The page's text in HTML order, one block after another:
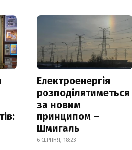
Електроенергія
розподілятиметься
за новим
принципом –
Шмигаль
6 СЕРПНЯ, 18:23